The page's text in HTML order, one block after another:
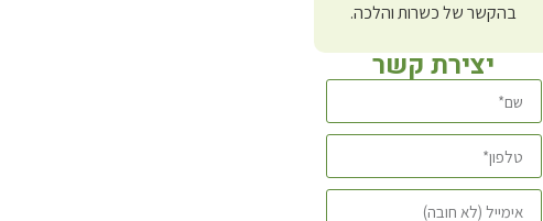
בהקשר של כשרות והלכה.
יצירת קשר